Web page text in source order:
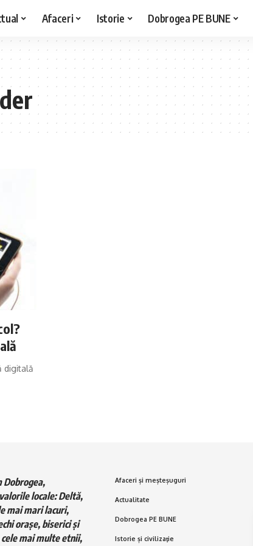
Afaceri Istorie Dobrogea PE BUNE
digitală
Dobrogea,
locale: Deltă,
mai mari lacuri,
orașe, biserici și
mai multe etnii,
Afaceri și meșteșuguri
Actualitate
Dobrogea PE BUNE
Istorie și civilizaţie